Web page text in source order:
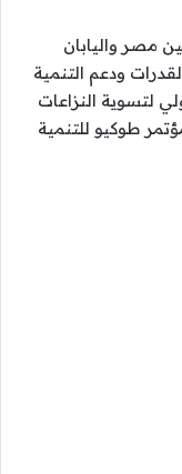
مصر واليابان
ودعم التنمية
لتسوية النزاعات
طوكيو للتنمية